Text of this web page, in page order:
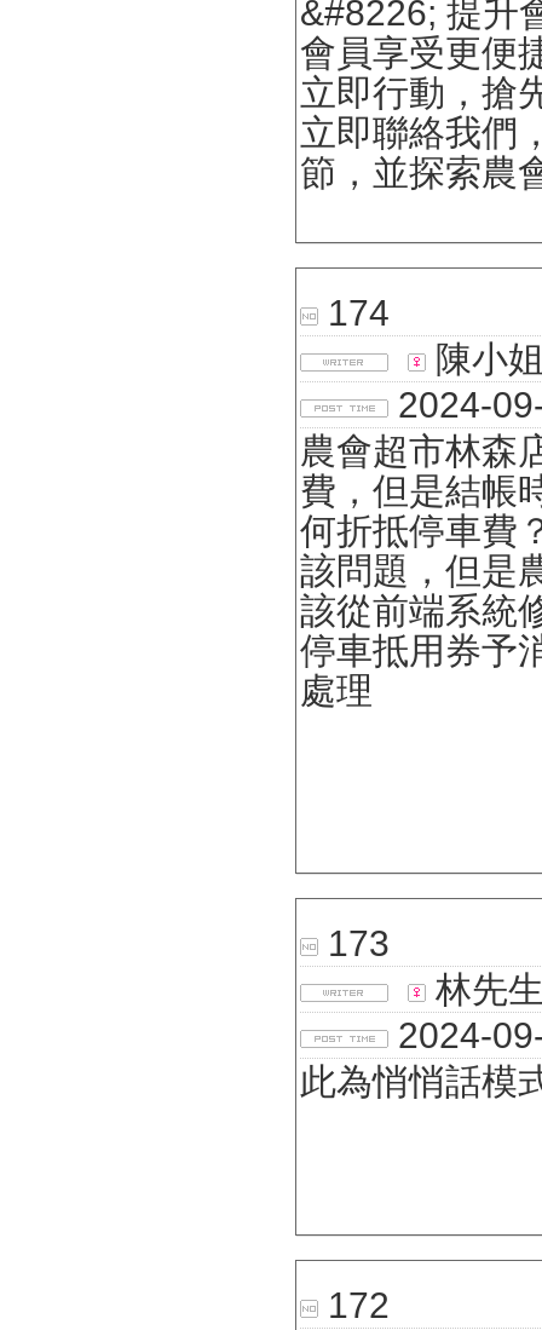
&#8226; 提升
會員享受更便
立即行動，搶
立即聯絡我們
節，並探索農
174
陳小
2024-
農會超市林森
費，但是結帳
何折抵停車費
該問題，但是
該從前端系統
停車抵用券予
處理
173
林先
2024-
此為悄悄話模
172